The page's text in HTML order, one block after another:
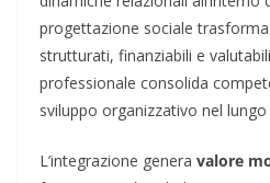
progettazione sociale
strutturati, finanziabili e
professionale consolida
sviluppo organizzativo nel
L’integrazione genera valore